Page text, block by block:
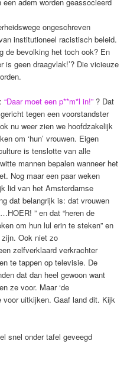
ongeschreven
institutioneel racistisch beleid.
de bevolking het toch ook? En
is geen draagvlak!’? Die vicieuze
“Daar moet een p**m*l in!” ? Dat
tegen een voorstandster
nu weer zien we hoofdzakelijk
om ‘hun’ vrouwen. Eigen
is tenslotte van alle
mannen bepalen wanneer het
Nog maar een paar weken
lid van het Amsterdamse
dat belangrijk is: dat vrouwen
” en dat “heren de
om hun lul erin te steken” en
zijn. Ook niet zo
zelfverklaard verkrachter
te tappen op televisie. De
dat dan heel gewoon want
ze voor. Maar ‘de
voor uitkijken. Gaaf land dit. Kijk
snel onder tafel geveegd